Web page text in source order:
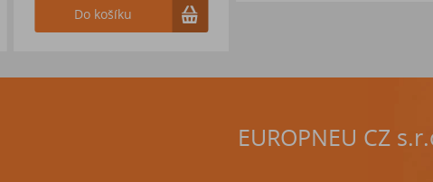
Do košíku
EUROPNEU CZ